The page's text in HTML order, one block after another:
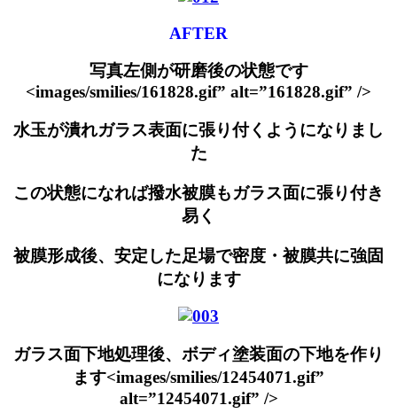
AFTER
写真左側が研磨後の状態です
<images/smilies/161828.gif” alt=”161828.gif” />
水玉が潰れガラス表面に張り付くようになりまし
た
この状態になれば撥水被膜もガラス面に張り付き
易く
被膜形成後、安定した足場で密度・被膜共に強固
になります
ガラス面下地処理後、ボディ塗装面の下地を作り
ます<images/smilies/12454071.gif”
alt=”12454071.gif” />